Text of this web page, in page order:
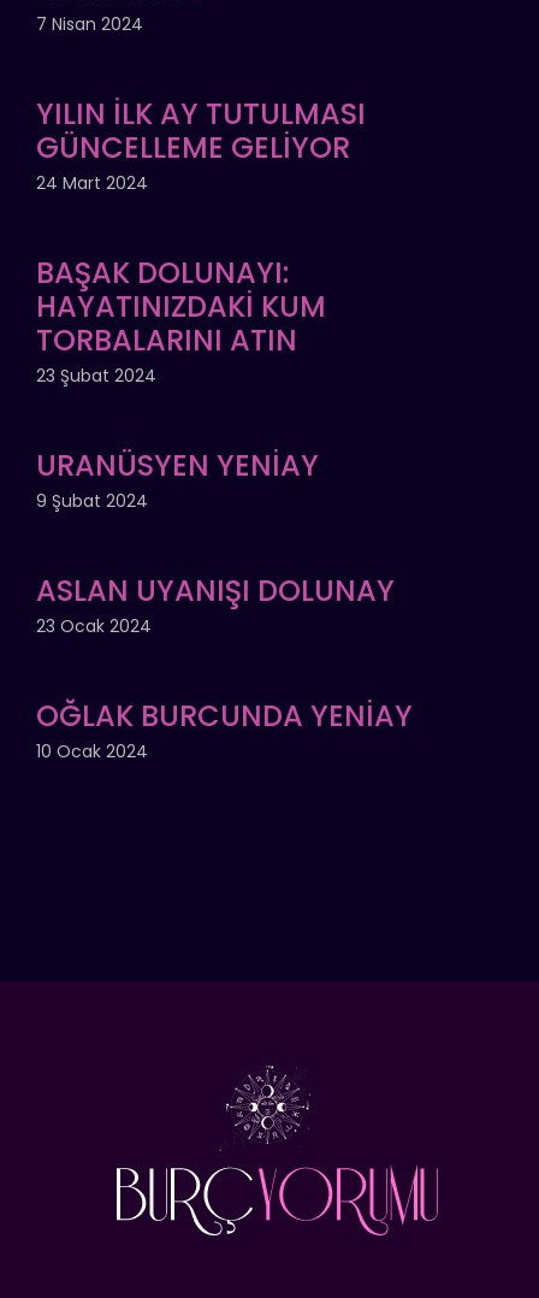
7 Nisan 2024
YILIN İLK AY TUTULMASI
GÜNCELLEME GELİYOR
24 Mart 2024
BAŞAK DOLUNAYI:
HAYATINIZDAKİ KUM
TORBALARINI ATIN
23 Şubat 2024
URANÜSYEN YENİAY
9 Şubat 2024
ASLAN UYANIŞI DOLUNAY
23 Ocak 2024
OĞLAK BURCUNDA YENİAY
10 Ocak 2024